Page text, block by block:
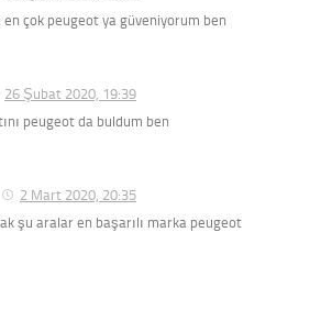
en çok peugeot ya güveniyorum ben
26 Şubat 2020, 19:39
peugeot da buldum ben
2 Mart 2020, 20:35
şu aralar en başarılı marka peugeot